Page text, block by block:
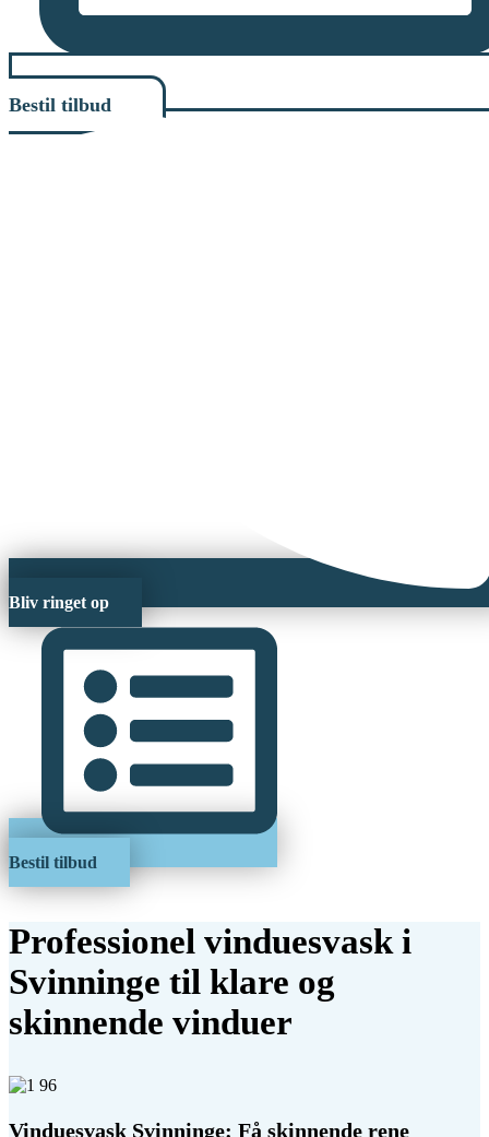
Bestil tilbud
Bliv ringet op
Bestil tilbud
Professionel vinduesvask i
Svinninge til klare og
skinnende vinduer
Vinduesvask Svinninge: Få skinnende rene